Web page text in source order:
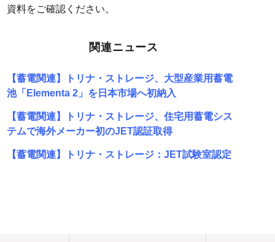
資料をご確認ください。
関連ニュース
【蓄電関連】トリナ・ストレージ、大型産業用蓄電
池「Elementa 2」を日本市場へ初納入
【蓄電関連】トリナ・ストレージ、住宅用蓄電シス
テムで海外メーカー初のJET認証取得
【蓄電関連】トリナ・ストレージ：JET試験室認定